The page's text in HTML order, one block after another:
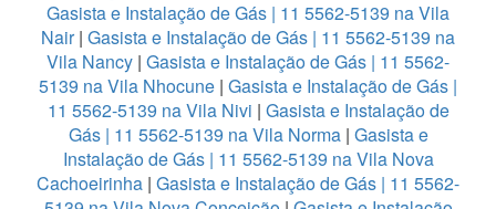
Gasista e Instalação de Gás | 11 5562-5139 na Vila
Nair| Gasista e Instalação de Gás | 11 5562-5139 na
Vila Nancy | Gasista e Instalação de Gás | 11 5562-
5139 na Vila Nhocune | Gasista e Instalação de Gás |
11 5562-5139 na Vila Nivi | Gasista e Instalação de
Gás | 11 5562-5139 na Vila Norma| Gasista e
Instalação de Gás | 11 5562-5139 na Vila Nova
Cachoeirinha | Gasista e Instalação de Gás | 11 5562-